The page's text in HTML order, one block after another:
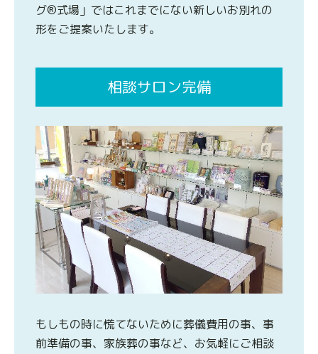
グ®式場」ではこれまでにない新しいお別れの
形をご提案いたします。
相談サロン完備
もしもの時に慌てないために葬儀費用の事、事
前準備の事、家族葬の事など、お気軽にご相談